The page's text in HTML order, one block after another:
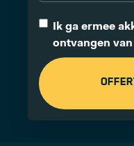
Ik ga ermee
ontvangen